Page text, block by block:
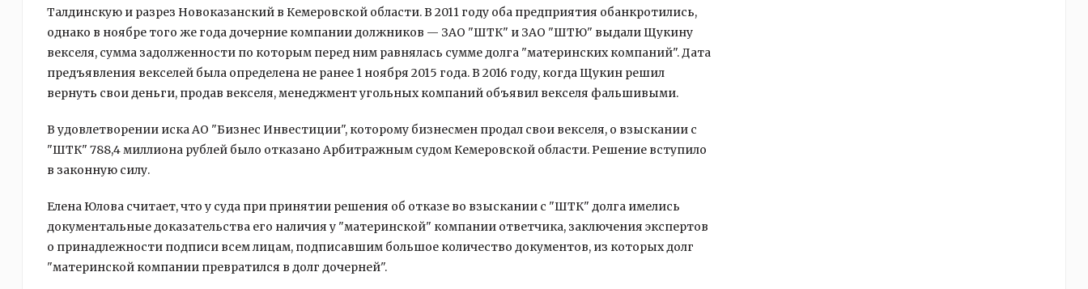
Талдинскую и разрез Новоказанский в Кемеровской области. В 2011 году оба предприятия обанкротились,
однако в ноябре того же года дочерние компании должников — ЗАО "ШТК" и ЗАО "ШТЮ" выдали Щукину
векселя, сумма задолженности по которым перед ним равнялась сумме долга "материнских компаний". Дата
предъявления векселей была определена не ранее 1 ноября 2015 года. В 2016 году, когда Щукин решил
вернуть свои деньги, продав векселя, менеджмент угольных компаний объявил векселя фальшивыми.
В удовлетворении иска АО "Бизнес Инвестиции", которому бизнесмен продал свои векселя, о взыскании с
"ШТК" 788,4 миллиона рублей было отказано Арбитражным судом Кемеровской области. Решение вступило
в законную силу.
Елена Юлова считает, что у суда при принятии решения об отказе во взыскании с "ШТК" долга имелись
документальные доказательства его наличия у "материнской" компании ответчика, заключения экспертов
о принадлежности подписи всем лицам, подписавшим большое количество документов, из которых долг
"материнской компании превратился в долг дочерней".